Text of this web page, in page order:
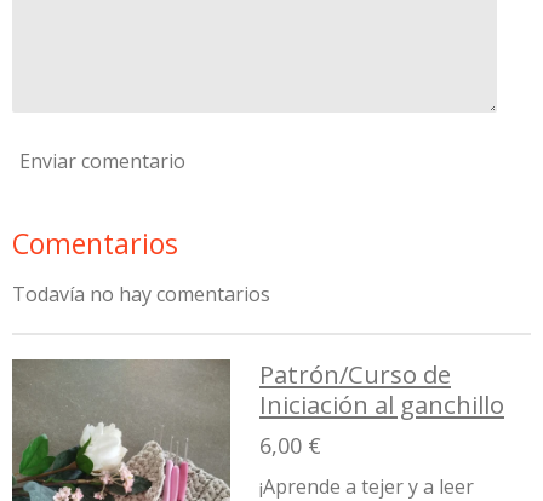
Enviar comentario
Comentarios
Todavía no hay comentarios
Patrón/Curso de
Iniciación al ganchillo
6,00 €
¡Aprende a tejer y a leer